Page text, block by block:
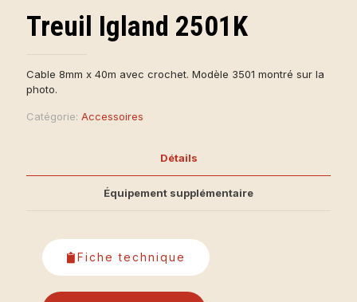
Treuil Igland 2501K
Cable 8mm x 40m avec crochet. Modèle 3501 montré sur la
photo.
Catégorie: Accessoires
Détails
Équipement supplémentaire
Fiche technique